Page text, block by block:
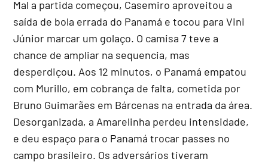
Mal a partida começou, Casemiro aproveitou a
saída de bola errada do Panamá e tocou para Vini
Júnior marcar um golaço. O camisa 7 teve a
chance de ampliar na sequencia, mas
desperdiçou. Aos 12 minutos, o Panamá empatou
com Murillo, em cobrança de falta, cometida por
Bruno Guimarães em Bárcenas na entrada da área.
Desorganizada, a Amarelinha perdeu intensidade,
e deu espaço para o Panamá trocar passes no
campo brasileiro. Os adversários tiveram